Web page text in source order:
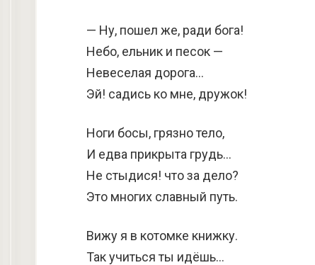
— Ну, пошел же, ради бога!
Небо, ельник и песок —
Невеселая дорога…
Эй! садись ко мне, дружок!
Ноги босы, грязно тело,
И едва прикрыта грудь…
Не стыдися! что за дело?
Это многих славный путь.
Вижу я в котомке книжку.
Так учиться ты идёшь…